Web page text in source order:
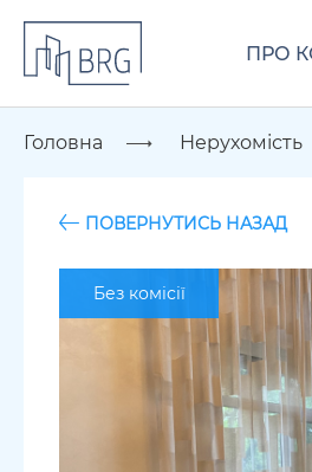
ПРО
Головна Нерухомість
ПОВЕРНУТИСЬ НАЗАД
Без комісії